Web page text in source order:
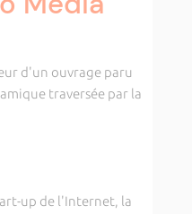
d'un ouvrage paru
traversée par la
up de l'Internet, la